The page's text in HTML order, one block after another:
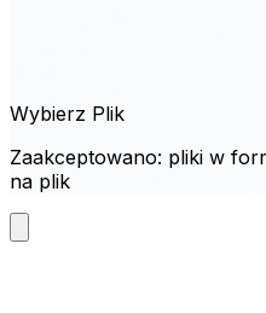
Wybierz Plik
Zaakceptowano: pliki w
na plik